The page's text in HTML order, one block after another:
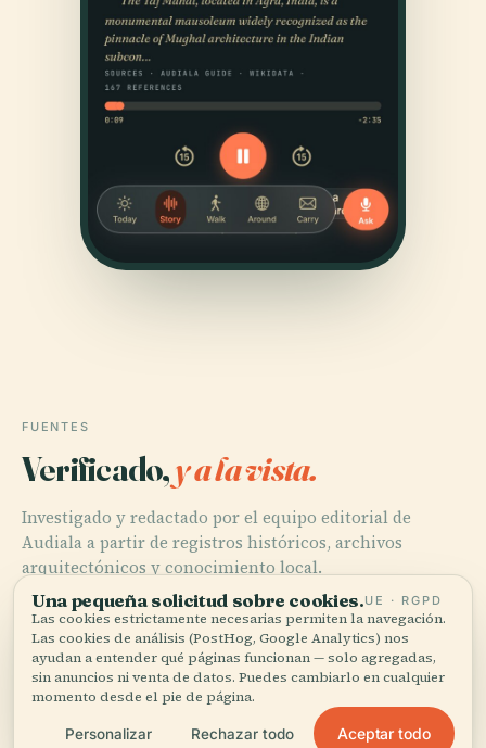
FUENTES
Verificado,y a la vista.
Investigado y redactado por el equipo editorial de
Audiala a partir de registros históricos, archivos
arquitectónicos y conocimiento local.
Última revisión: August 2025
Wall and Defence Towers of the Roman City of Barcino,
2025, Barcelona Turisme
Una pequeña solicitud sobre cookies.
Las cookies estrictamente necesarias permiten la navegación.
Las cookies de análisis (PostHog, Google Analytics) nos
ayudan a entender qué páginas funcionan — solo agregadas,
sin anuncios ni venta de datos. Puedes cambiarlo en cualquier
momento desde el pie de página.
Personalizar Rechazar todo